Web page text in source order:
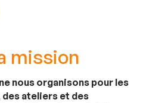
mission
nous organisons pour les
des ateliers et des